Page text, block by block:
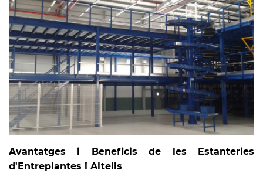
Avantatges i Beneficis de les Estanteries
d'Entreplantes i Altells